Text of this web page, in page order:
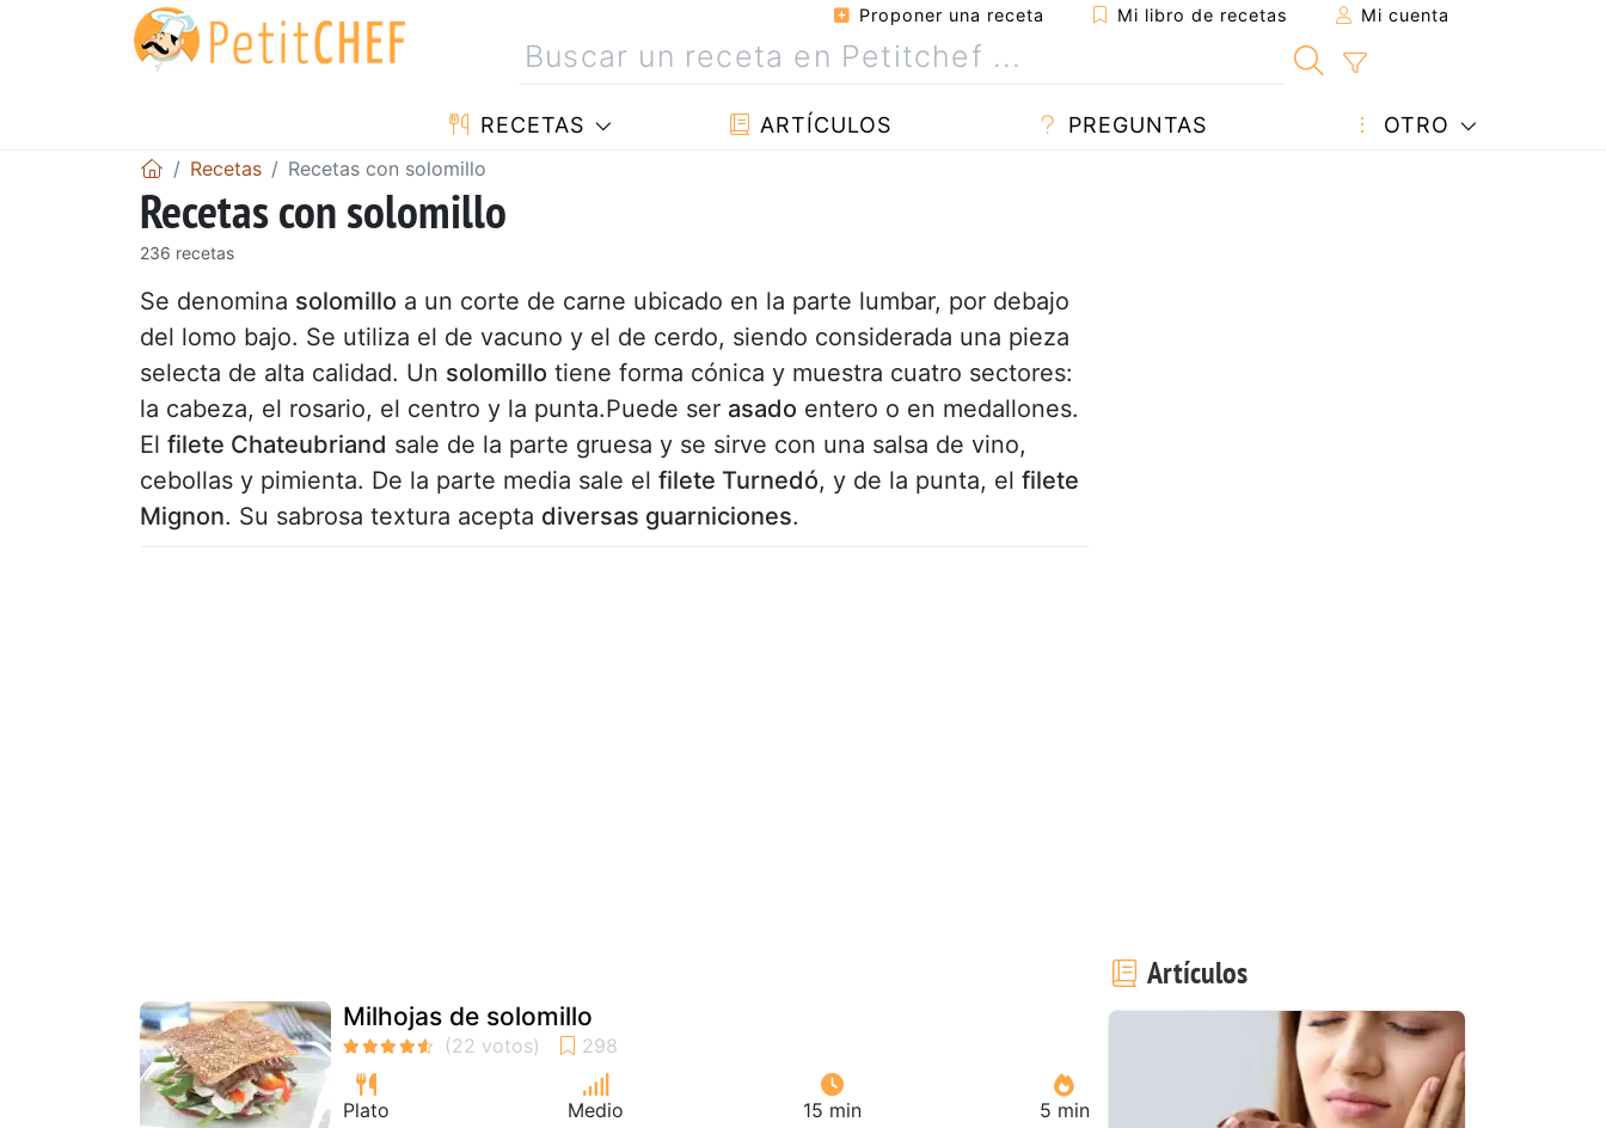
Proponer una receta Mi libro de recetas Mi cuenta
RECETAS ARTÍCULOS PREGUNTAS OTRO
Recetas Recetas con solomillo
Recetas con solomillo
236 recetas
Se denomina solomillo a un corte de carne ubicado en la parte lumbar, por debajo
del lomo bajo. Se utiliza el de vacuno y el de cerdo, siendo considerada una pieza
selecta de alta calidad. Un solomillo tiene forma cónica y muestra cuatro sectores:
la cabeza, el rosario, el centro y la punta.Puede ser asado entero o en medallones.
El filete Chateubriand sale de la parte gruesa y se sirve con una salsa de vino,
cebollas y pimienta. De la parte media sale el filete Turnedó, y de la punta, el filete
Mignon. Su sabrosa textura acepta diversas guarniciones.
Milhojas de solomillo
Plato Medio 15 min 5 min
Artículos